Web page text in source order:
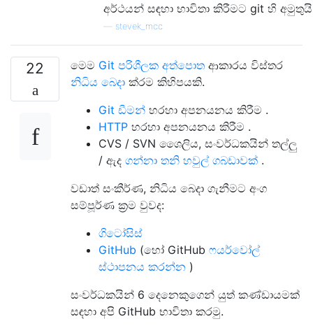
අර්ථයන් සඳහා භාවිතා කිරීමට git හි
stevek_mcc
22 මෙම Git පරිශීලක අත්පොත ආකාරය විස්තර
නිධිය බෙදා ක්රම කිහිපයකි.
Git ඩීමන් හරහා අපනයනය කිරීම .
HTTP හරහා අපනයනය කිරීම .
CVS / SVN ශෛලිය, සංවර්ධකයින් තල්ලු
/ ඇද ගන්නා තනි හවුල් ගබඩාවක් .
වඩාත් සංකීර්ණ, නිධිය බෙදා ගැනීමට අංග
සම්පූර්ණ ක්‍රම වුවද:
ගිටෝසිස්
GitHub (හෝ GitHub ෆයර්වෝල්
ස්ථාපනය කරන්න )
සංවර්ධකයින් 6 දෙනෙකුගෙන් යුත් කණ්ඩායමක්
සඳහා අපි GitHub භාවිතා කරමු.